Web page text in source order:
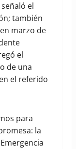
el
también
marzo de
el
de una
el referido
para
la